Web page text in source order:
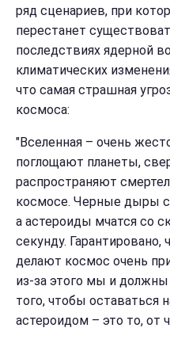
ряд сценариев, при
перестанет
последствиях ядерной
климатических
что самая страшная
космоса:
"Вселенная – очень
поглощают планеты,
распространяют
космосе. Черные дыры
а астероиды мчатся со
секунду.
делают космос очень
из-за этого мы и
того, чтобы оставаться
астероидом – это то, от